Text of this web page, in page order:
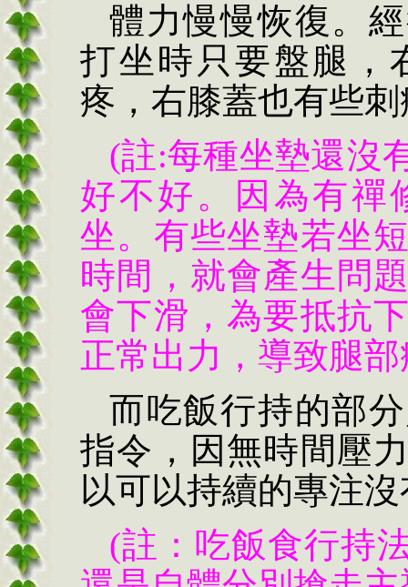
體力慢慢恢復。
打坐時只要盤腿，
疼，右膝蓋也有些
(註:每種坐墊還沒
好不好。因為有禪
坐。有些坐墊若坐
時間，就會產生問
會下滑，為要抵抗
正常出力，導致腿
而吃飯行持的部
指令，因無時間壓
以可以持續的專注
(註：吃飯食行持